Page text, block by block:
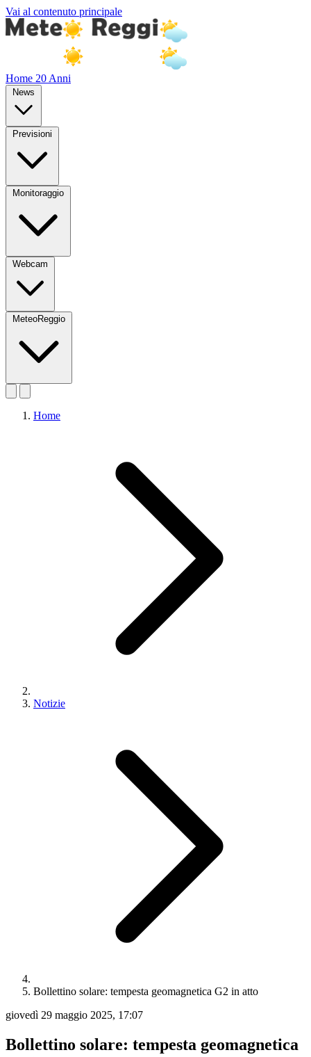
Vai al contenuto principale
Home 20 Anni
News
Previsioni
Monitoraggio
Webcam
MeteoReggio
Home
Notizie
Bollettino solare: tempesta geomagnetica G2 in atto
giovedì 29 maggio 2025, 17:07
Bollettino solare: tempesta geomagnetica